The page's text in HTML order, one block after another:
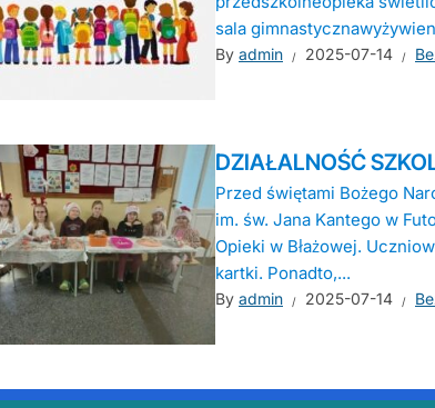
sala
By admin 2025-07-14
DZIAŁALNOŚĆ
Przed świętami Bożego
im. św. Jana Kantego w
Opieki w Błażowej.
kartki. Ponadto,...
By admin 2025-07-14